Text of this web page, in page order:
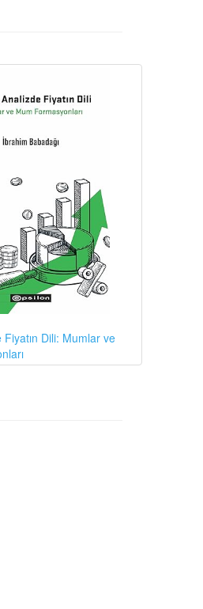
Dili: Mumlar ve